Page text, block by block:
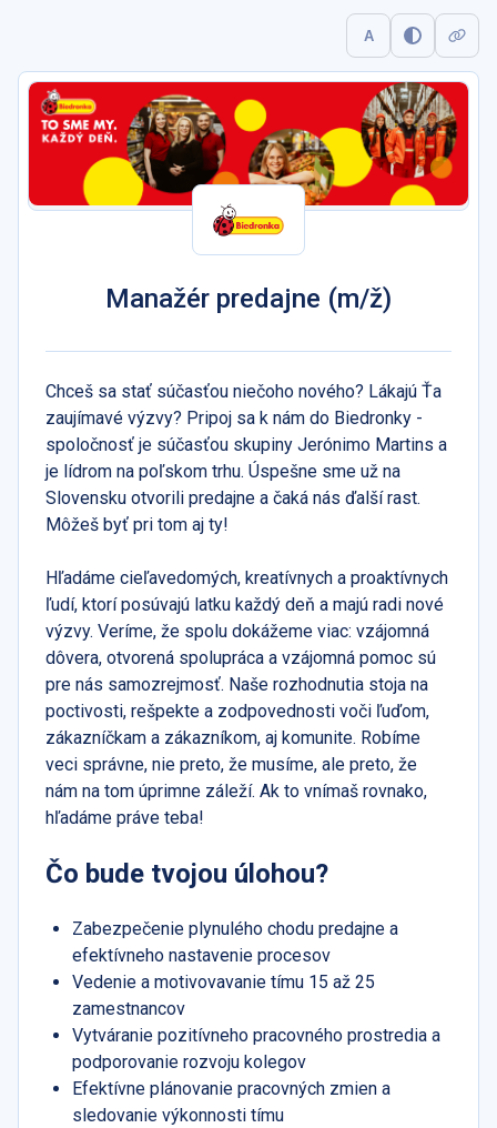
A
Manažér predajne (m/ž)
Chceš sa stať súčasťou niečoho nového? Lákajú Ťa
zaujímavé výzvy? Pripoj sa k nám do Biedronky -
spoločnosť je súčasťou skupiny Jerónimo Martins a
je lídrom na poľskom trhu. Úspešne sme už na
Slovensku otvorili predajne a čaká nás ďalší rast.
Môžeš byť pri tom aj ty!
Hľadáme cieľavedomých, kreatívnych a proaktívnych
ľudí, ktorí posúvajú latku každý deň a majú radi nové
výzvy. Veríme, že spolu dokážeme viac: vzájomná
dôvera, otvorená spolupráca a vzájomná pomoc sú
pre nás samozrejmosť. Naše rozhodnutia stoja na
poctivosti, rešpekte a zodpovednosti voči ľuďom,
zákazníčkam a zákazníkom, aj komunite. Robíme
veci správne, nie preto, že musíme, ale preto, že
nám na tom úprimne záleží. Ak to vnímaš rovnako,
hľadáme práve teba!
Čo bude tvojou úlohou?
Zabezpečenie plynulého chodu predajne a
efektívneho nastavenie procesov
Vedenie a motivovavanie tímu 15 až 25
zamestnancov
Vytváranie pozitívneho pracovného prostredia a
podporovanie rozvoju kolegov
Efektívne plánovanie pracovných zmien a
sledovanie výkonnosti tímu